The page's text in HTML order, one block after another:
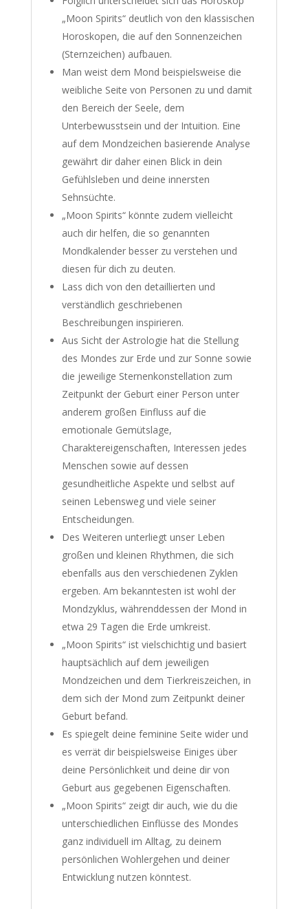
„Moon Spirits“ deutlich von den klassischen
Horoskopen, die auf den Sonnenzeichen
(Sternzeichen) aufbauen.
Man weist dem Mond beispielsweise die
weibliche Seite von Personen zu und damit
den Bereich der Seele, dem
Unterbewusstsein und der Intuition. Eine
auf dem Mondzeichen basierende Analyse
gewährt dir daher einen Blick in dein
Gefühlsleben und deine innersten
Sehnsüchte.
„Moon Spirits“ könnte zudem vielleicht
auch dir helfen, die so genannten
Mondkalender besser zu verstehen und
diesen für dich zu deuten.
Lass dich von den detaillierten und
verständlich geschriebenen
Beschreibungen inspirieren.
Aus Sicht der Astrologie hat die Stellung
des Mondes zur Erde und zur Sonne sowie
die jeweilige Sternenkonstellation zum
Zeitpunkt der Geburt einer Person unter
anderem großen Einfluss auf die
emotionale Gemütslage,
Charaktereigenschaften, Interessen jedes
Menschen sowie auf dessen
gesundheitliche Aspekte und selbst auf
seinen Lebensweg und viele seiner
Entscheidungen.
Des Weiteren unterliegt unser Leben
großen und kleinen Rhythmen, die sich
ebenfalls aus den verschiedenen Zyklen
ergeben. Am bekanntesten ist wohl der
Mondzyklus, währenddessen der Mond in
etwa 29 Tagen die Erde umkreist.
„Moon Spirits“ ist vielschichtig und basiert
hauptsächlich auf dem jeweiligen
Mondzeichen und dem Tierkreiszeichen, in
dem sich der Mond zum Zeitpunkt deiner
Geburt befand.
Es spiegelt deine feminine Seite wider und
es verrät dir beispielsweise Einiges über
deine Persönlichkeit und deine dir von
Geburt aus gegebenen Eigenschaften.
„Moon Spirits“ zeigt dir auch, wie du die
unterschiedlichen Einflüsse des Mondes
ganz individuell im Alltag, zu deinem
persönlichen Wohlergehen und deiner
Entwicklung nutzen könntest.